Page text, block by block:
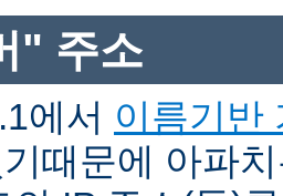
" 주소
에서 이름기반
때문에 아파